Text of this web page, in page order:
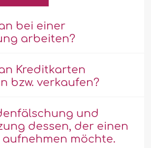
bei einer
arbeiten?
Kreditkarten
bzw. verkaufen?
und
dessen, der einen
möchte.